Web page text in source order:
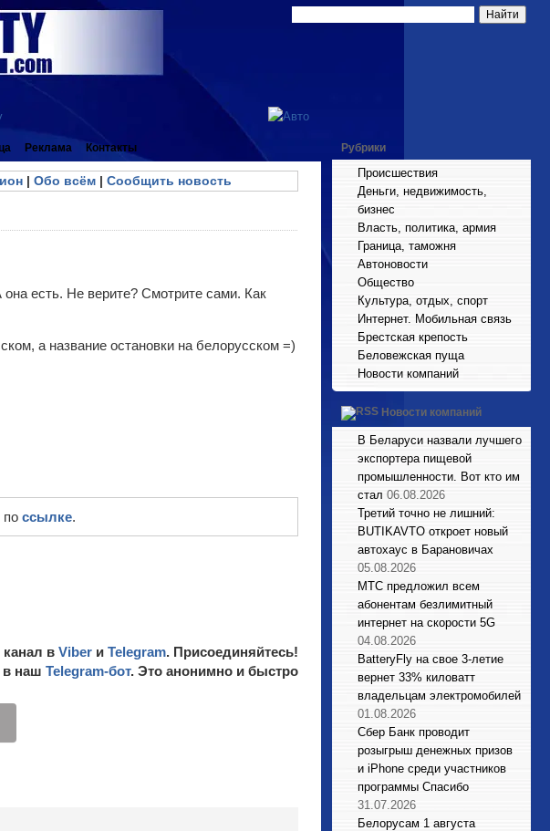
Реклама Контакты
| Обо всём| Сообщить новость
есть. Не верите? Смотрите сами. Как
а название остановки на белорусском =)
по ссылке.
в Viber и Telegram. Присоединяйтесь!
в наш Telegram-бот. Это анонимно и быстро
Рубрики
Происшествия
Деньги, недвижимость,
бизнес
Власть, политика, армия
Граница, таможня
Автоновости
Общество
Культура, отдых, спорт
Интернет. Мобильная связь
Брестская крепость
Беловежская пуща
Новости компаний
Новости компаний
В Беларуси назвали лучшего
экспортера пищевой
промышленности. Вот кто им
стал 06.08.2026
Третий точно не лишний:
BUTIKAVTO откроет новый
автохаус в Барановичах
05.08.2026
МТС предложил всем
абонентам безлимитный
интернет на скорости 5G
04.08.2026
BatteryFly на свое 3-летие
вернет 33% киловатт
владельцам электромобилей
01.08.2026
Сбер Банк проводит
розыгрыш денежных призов
и iPhone среди участников
программы Спасибо
31.07.2026
Белорусам 1 августа